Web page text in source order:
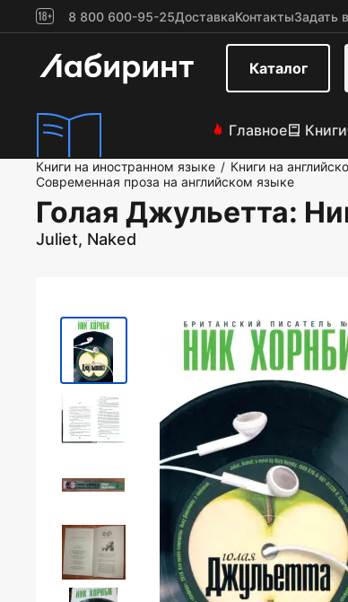
8 800 600-95-25ДоставкаКонтактыЗадать
Каталог
Главное Книги
Книги на иностранном языке / Книги на
Современная проза на английском языке
Голая Джульетта:
Juliet, Naked